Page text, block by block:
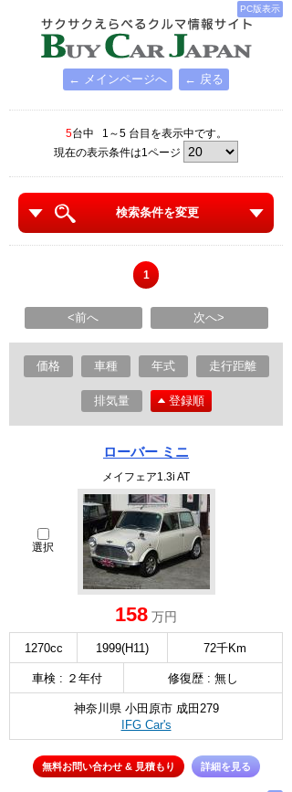
PC版表示
← メインページへ ← 戻る
5台中 1～5 台目を表示中です。
現在の表示条件は1ページ
検索条件を変更
1
<前へ 次へ>
価格 車種 年式 走行距離
排気量 登録順
ローバー ミニ
メイフェア1.3i AT
選択
158 万円
1270cc 1999(H11) 72千Km
車検 : ２年付 修復歴 : 無し
神奈川県 小田原市 成田279
IFG Car's
無料お問い合わせ & 見積もり 詳細を見る